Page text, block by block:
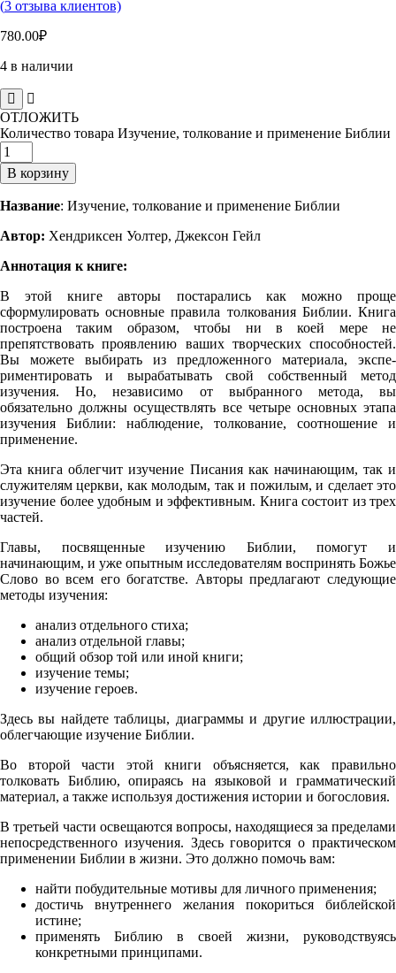
(3 отзыва клиентов)
780.00₽
4 в наличии
ОТЛОЖИТЬ
Количество товара Изучение, толкование и применение Библии
В корзину
Название: Изучение, толкование и применение Библии
Автор: Хендриксен Уолтер, Джексон Гейл
Аннотация к книге:
В этой книге авторы постарались как можно проще
сформулировать основные правила толкования Библии. Книга
построена таким образом, чтобы ни в коей мере не
препятствовать проявлению ваших творческих способностей.
Вы можете выбирать из предложенного материала, экспе­
риментировать и вырабатывать свой собственный метод
изучения. Но, независимо от выбранного метода, вы
обязательно должны осуществлять все четыре основных этапа
изучения Библии: наблюдение, толкование, соотношение и
применение.
Эта книга облегчит изучение Писания как начинающим, так и
служителям церкви, как молодым, так и пожилым, и сделает это
изучение более удобным и эффективным. Книга состоит из трех
частей.
Главы, посвященные изучению Библии, помогут и
начинающим, и уже опытным исследователям воспринять Божье
Слово во всем его богатстве. Авторы предлагают следующие
методы изучения:
анализ отдельного стиха;
анализ отдельной главы;
общий обзор той или иной книги;
изучение темы;
изучение героев.
Здесь вы найдете таблицы, диаграммы и другие иллюстрации,
облегчающие изучение Библии.
Во второй части этой книги объясняется, как правильно
толковать Библию, опираясь на языковой и грамматический
материал, а также используя достижения истории и богословия.
В третьей части освещаются вопросы, находящиеся за пределами
непосредственного изучения. Здесь говорится о практическом
применении Библии в жизни. Это должно помочь вам:
найти побудительные мотивы для личного применения;
достичь внутреннего желания покориться библейской
истине;
применять Библию в своей жизни, руководствуясь
конкретными принципами.